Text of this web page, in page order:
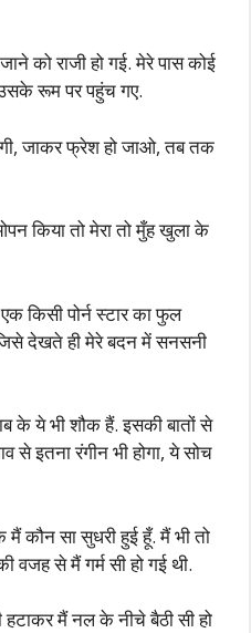
को राजी हो गई. मेरे पास कोई
उसके रूम पर पहुंच गए.
जाकर फ्रेश हो जाओ, तब तक
किया तो मेरा तो मुँह खुला के
किसी पोर्न स्टार का फुल
देखते ही मेरे बदन में सनसनी
के ये भी शौक हैं. इसकी बातों से
से इतना रंगीन भी होगा, ये सोच
कौन सा सुधरी हुई हूँ. मैं भी तो
वजह से मैं गर्म सी हो गई थी.
मैं नल के नीचे बैठी सी हो